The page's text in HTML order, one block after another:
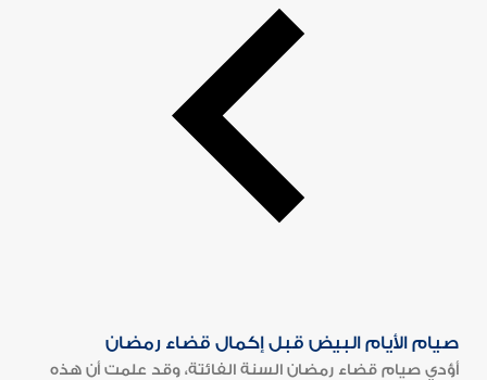
صيام الأيام البيض قبل إكمال قضاء رمضان
أؤدي صيام قضاء رمضان السنة الفائتة، وقد علمت أن هذه